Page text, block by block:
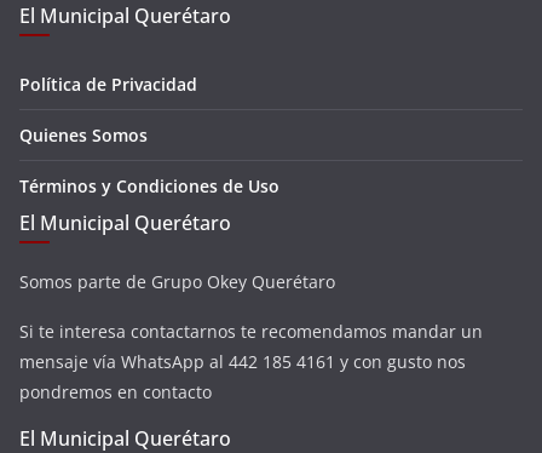
El Municipal Querétaro
Política de Privacidad
Quienes Somos
Términos y Condiciones de Uso
El Municipal Querétaro
Somos parte de Grupo Okey Querétaro
Si te interesa contactarnos te recomendamos mandar un
mensaje vía WhatsApp al 442 185 4161 y con gusto nos
pondremos en contacto
El Municipal Querétaro